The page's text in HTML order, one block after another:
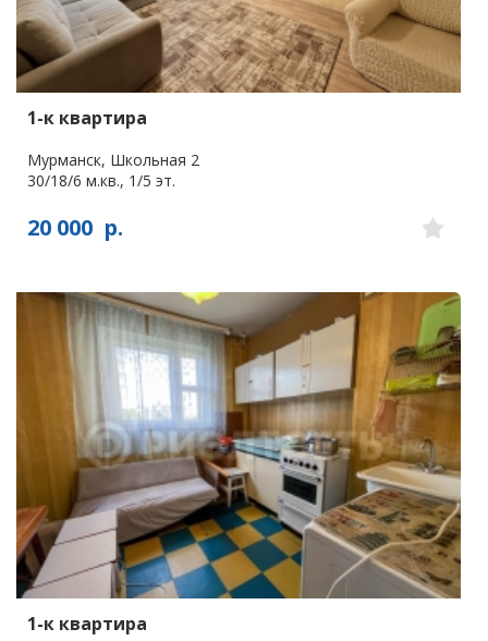
1-к квартира
Мурманск, Школьная 2
30/18/6 м.кв., 1/5 эт.
20 000 р.
1-к квартира